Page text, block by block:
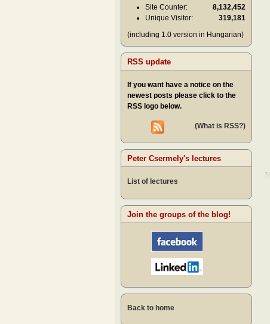
Site Counter:
8,132,452
Unique Visitor:
319,181
(including 1.0 version in Hungarian)
RSS update
If you want have a notice on the
newest posts please click to the
RSS logo below.
(What is RSS?)
Peter Csermely's lectures
List of lectures
Join the groups of the blog!
Back to home